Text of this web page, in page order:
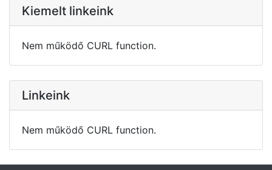
Kiemelt linkeink
Nem működő CURL function.
Linkeink
Nem működő CURL function.